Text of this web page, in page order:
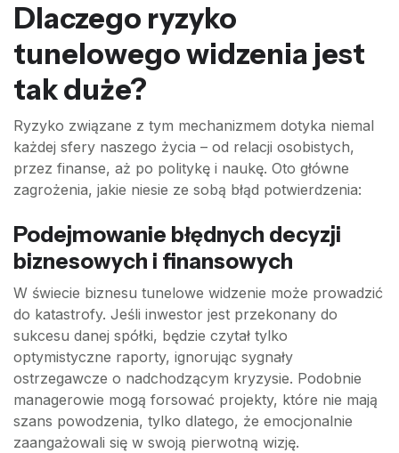
Dlaczego ryzyko
tunelowego widzenia jest
tak duże?
Ryzyko związane z tym mechanizmem dotyka niemal
każdej sfery naszego życia – od relacji osobistych,
przez finanse, aż po politykę i naukę. Oto główne
zagrożenia, jakie niesie ze sobą błąd potwierdzenia:
Podejmowanie błędnych decyzji
biznesowych i finansowych
W świecie biznesu tunelowe widzenie może prowadzić
do katastrofy. Jeśli inwestor jest przekonany do
sukcesu danej spółki, będzie czytał tylko
optymistyczne raporty, ignorując sygnały
ostrzegawcze o nadchodzącym kryzysie. Podobnie
managerowie mogą forsować projekty, które nie mają
szans powodzenia, tylko dlatego, że emocjonalnie
zaangażowali się w swoją pierwotną wizję.